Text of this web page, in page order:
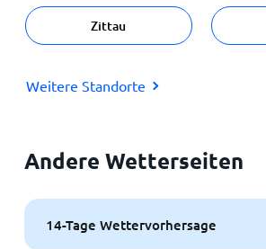
Zittau
Weitere Standorte
Andere Wetterseiten
14-Tage Wettervorhersage